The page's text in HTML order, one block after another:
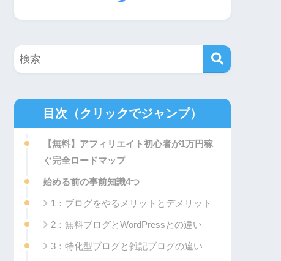
目次（クリックでジャンプ）
【無料】アフィリエイト初心者が1万円稼
ぐ完全ロードマップ
始める前の事前知識4つ
1：ブログをやるメリットとデメリット
2：無料ブログとWordPressとの違い
3：特化型ブログと雑記ブログの違い